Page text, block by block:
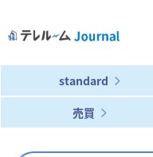
standard
売買